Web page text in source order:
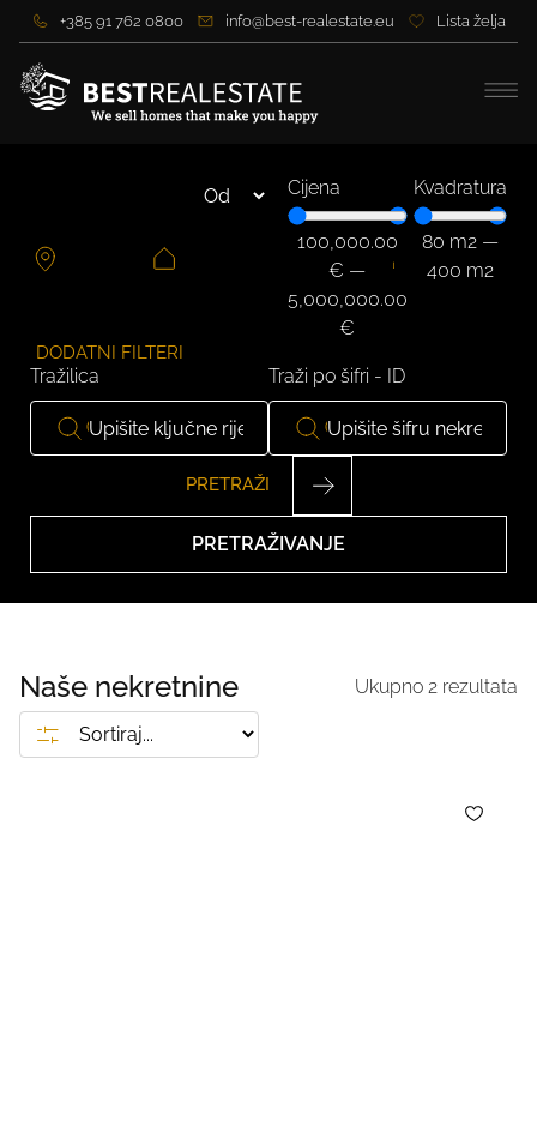
+385 91 762 0800 info@best-realestate.eu Lista želja
Cijena
100,000.00
€ —
5,000,000.00
€
Kvadratura
80 m2 —
400 m2
DODATNI FILTERI
Tražilica Traži po šifri - ID
PRETRAŽI
PRETRAŽIVANJE
Naše nekretnine Ukupno 2 rezultata